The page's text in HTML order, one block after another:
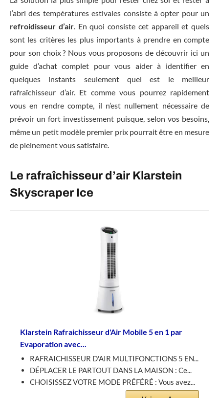
l’abri des températures estivales consiste à opter pour un
refroidisseur d’air. En quoi consiste cet appareil et quels
sont les critères les plus importants à prendre en compte
pour son choix ? Nous vous proposons de découvrir ici un
guide d’achat complet pour vous aider à identifier en
quelques instants seulement quel est le meilleur
rafraîchisseur d’air. Et comme vous pourrez rapidement
vous en rendre compte, il n’est nullement nécessaire de
prévoir un fort investissement puisque, selon vos besoins,
même un petit modèle premier prix pourrait être en mesure
de pleinement vous satisfaire.
Le rafraîchisseur d’air Klarstein
Skyscraper Ice
Klarstein Rafraichisseur d'Air Mobile 5 en 1 par
Evaporation avec...
RAFRAICHISSEUR D'AIR MULTIFONCTIONS 5 EN...
DÉPLACER LE PARTOUT DANS LA MAISON : Ce...
CHOISISSEZ VOTRE MODE PRÉFÉRÉ : Vous avez...